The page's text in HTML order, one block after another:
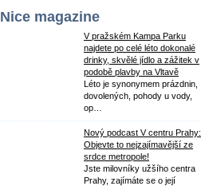
Nice magazine
V pražském Kampa Parku
najdete po celé léto dokonalé
drinky, skvělé jídlo a zážitek v
podobě plavby na Vltavě
Léto je synonymem prázdnin,
dovolených, pohody u vody,
op…
Nový podcast V centru Prahy:
Objevte to nejzajímavější ze
srdce metropole!
Jste milovníky užšího centra
Prahy, zajímáte se o její